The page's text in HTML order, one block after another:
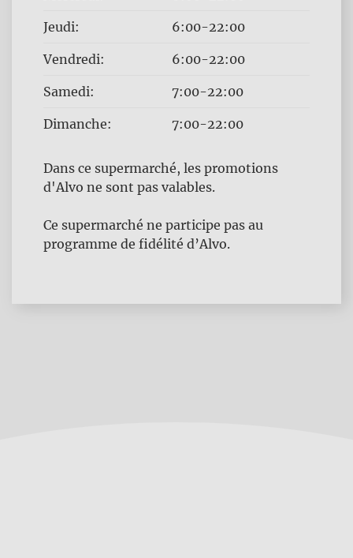
Jeudi: 6:00-22:00
Vendredi: 6:00-22:00
Samedi: 7:00-22:00
Dimanche: 7:00-22:00
Dans ce supermarché, les promotions
d'Alvo ne sont pas valables.
Ce supermarché ne participe pas au
programme de fidélité d’Alvo.